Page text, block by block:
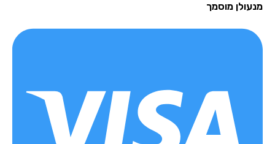
מוסמך